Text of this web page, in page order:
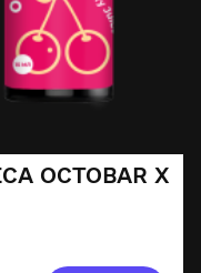
OCTOBAR X